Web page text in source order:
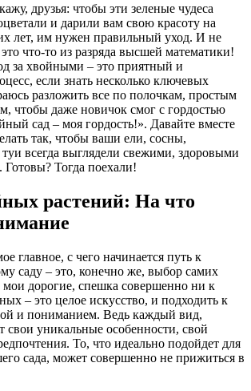
друзья: чтобы эти зеленые чудеса
и дарили вам свою красоту на
лет, им нужен правильный уход. И не
это что-то из разряда высшей математики!
за хвойными – это приятный и
если знать несколько ключевых
разложить все по полочкам, простым
чтобы даже новичок смог с гордостью
сад – моя гордость!». Давайте вместе
так, чтобы ваши ели, сосны,
всегда выглядели свежими, здоровыми
Тогда поехали!
растений: На что
главное, с чего начинается путь к
саду – это, конечно же, выбор самих
мои дорогие, спешка совершенно ни к
– это целое искусство, и подходить к
и пониманием. Ведь каждый вид,
свои уникальные особенности, свой
То, что идеально подойдет для
сада, может совершенно не прижиться в